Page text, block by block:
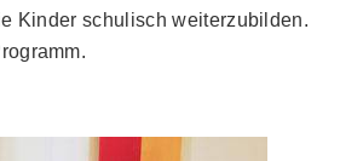
Kinder schulisch weiterzubilden.